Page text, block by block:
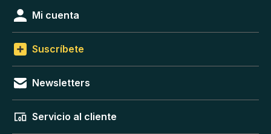
Mi cuenta
Suscríbete
Newsletters
Servicio al cliente